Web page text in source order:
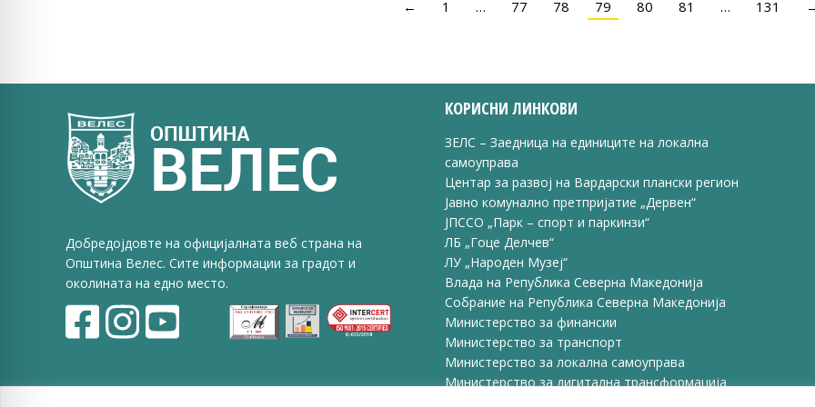
← 1 … 77 78 79 80 81 … 131
Добредојдовте на официјалната веб страна на
Општина Велес. Сите информации за градот и
околината на едно место.
КОРИСНИ ЛИНКОВИ
ЗЕЛС – Заедница на единиците на локална
самоуправа
Центар за развој на Вардарски плански регион
Јавно комунално претпријатие „Дервен“
ЈПССО „Парк – спорт и паркинзи“
ЛБ „Гоце Делчев“
ЛУ „Народен Музеј“
Влада на Република Северна Македонија
Собрание на Република Северна Македонија
Министерство за финансии
Министерство за транспорт
Министерство за локална самоуправа
Министерство за дигитална трансформација